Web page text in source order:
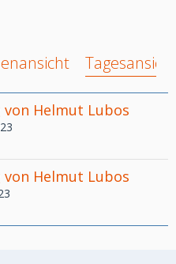
Tagesansicht
Helmut Lubos
Helmut Lubos